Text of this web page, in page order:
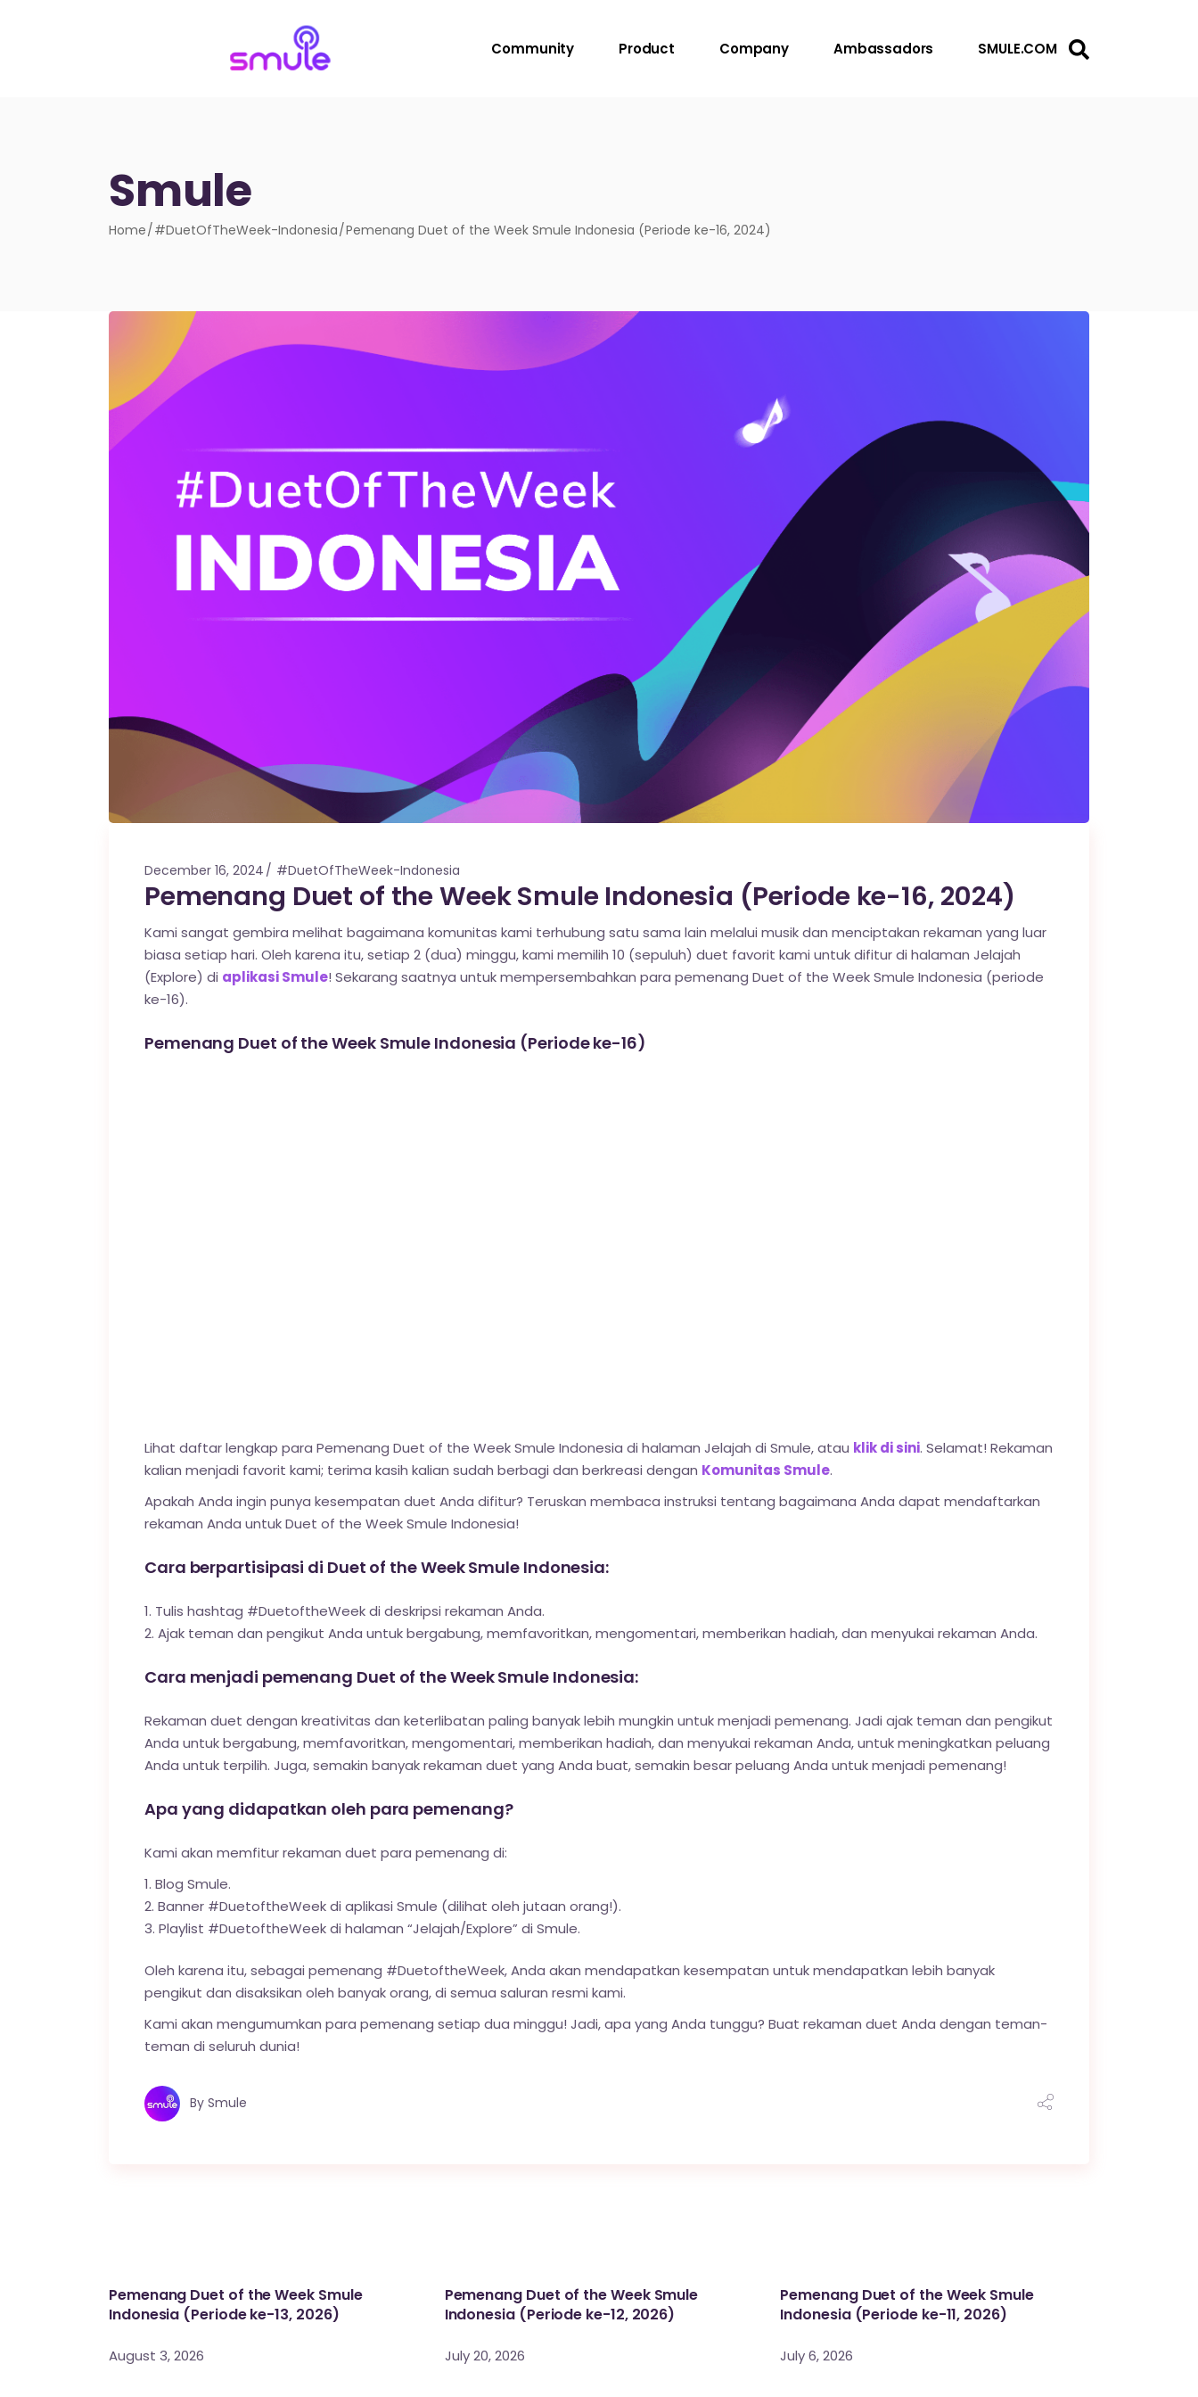
Community Product Company Ambassadors SMULE.COM
Smule
Home #DuetOfTheWeek-Indonesia Pemenang Duet of the Week Smule Indonesia (Periode ke-16, 2024)
December 16, 2024 #DuetOfTheWeek-Indonesia
Pemenang Duet of the Week Smule Indonesia (Periode ke-16, 2024)
Kami sangat gembira melihat bagaimana komunitas kami terhubung satu sama lain melalui musik dan menciptakan rekaman yang luar
biasa setiap hari. Oleh karena itu, setiap 2 (dua) minggu, kami memilih 10 (sepuluh) duet favorit kami untuk difitur di halaman Jelajah
(Explore) di aplikasi Smule! Sekarang saatnya untuk mempersembahkan para pemenang Duet of the Week Smule Indonesia (periode
ke-16).
Pemenang Duet of the Week Smule Indonesia (Periode ke-16)
Lihat daftar lengkap para Pemenang Duet of the Week Smule Indonesia di halaman Jelajah di Smule, atau klik di sini. Selamat! Rekaman
kalian menjadi favorit kami; terima kasih kalian sudah berbagi dan berkreasi dengan Komunitas Smule.
Apakah Anda ingin punya kesempatan duet Anda difitur? Teruskan membaca instruksi tentang bagaimana Anda dapat mendaftarkan
rekaman Anda untuk Duet of the Week Smule Indonesia!
Cara berpartisipasi di Duet of the Week Smule Indonesia:
Tulis hashtag #DuetoftheWeek di deskripsi rekaman Anda.
Ajak teman dan pengikut Anda untuk bergabung, memfavoritkan, mengomentari, memberikan hadiah, dan menyukai rekaman Anda.
Cara menjadi pemenang Duet of the Week Smule Indonesia:
Rekaman duet dengan kreativitas dan keterlibatan paling banyak lebih mungkin untuk menjadi pemenang. Jadi ajak teman dan pengikut
Anda untuk bergabung, memfavoritkan, mengomentari, memberikan hadiah, dan menyukai rekaman Anda, untuk meningkatkan peluang
Anda untuk terpilih. Juga, semakin banyak rekaman duet yang Anda buat, semakin besar peluang Anda untuk menjadi pemenang!
Apa yang didapatkan oleh para pemenang?
Kami akan memfitur rekaman duet para pemenang di:
Blog Smule.
Banner #DuetoftheWeek di aplikasi Smule (dilihat oleh jutaan orang!).
Playlist #DuetoftheWeek di halaman “Jelajah/Explore” di Smule.
Oleh karena itu, sebagai pemenang #DuetoftheWeek, Anda akan mendapatkan kesempatan untuk mendapatkan lebih banyak
pengikut dan disaksikan oleh banyak orang, di semua saluran resmi kami.
Kami akan mengumumkan para pemenang setiap dua minggu! Jadi, apa yang Anda tunggu? Buat rekaman duet Anda dengan teman-
teman di seluruh dunia!
By Smule
Pemenang Duet of the Week Smule
Indonesia (Periode ke-13, 2026)
August 3, 2026
Pemenang Duet of the Week Smule
Indonesia (Periode ke-12, 2026)
July 20, 2026
Pemenang Duet of the Week Smule
Indonesia (Periode ke-11, 2026)
July 6, 2026